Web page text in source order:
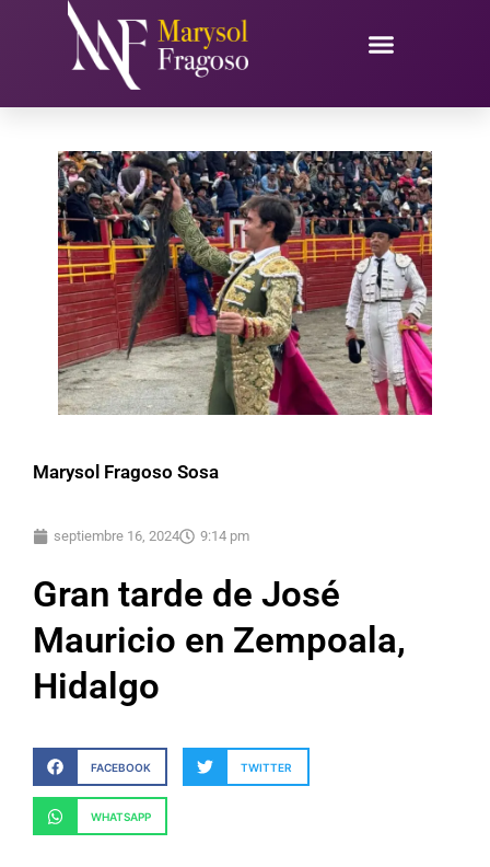
contenido
Marysol Fragoso Sosa
septiembre 16, 2024 9:14 pm
Gran tarde de José
Mauricio en Zempoala,
Hidalgo
FACEBOOK TWITTER
WHATSAPP